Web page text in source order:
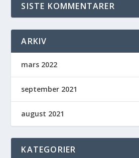
SISTE KOMMENTARER
ARKIV
mars 2022
september 2021
august 2021
KATEGORIER